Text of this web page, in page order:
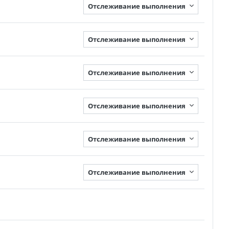
Отслеживание выполнения
Отслеживание выполнения
Отслеживание выполнения
Отслеживание выполнения
Отслеживание выполнения
Отслеживание выполнения